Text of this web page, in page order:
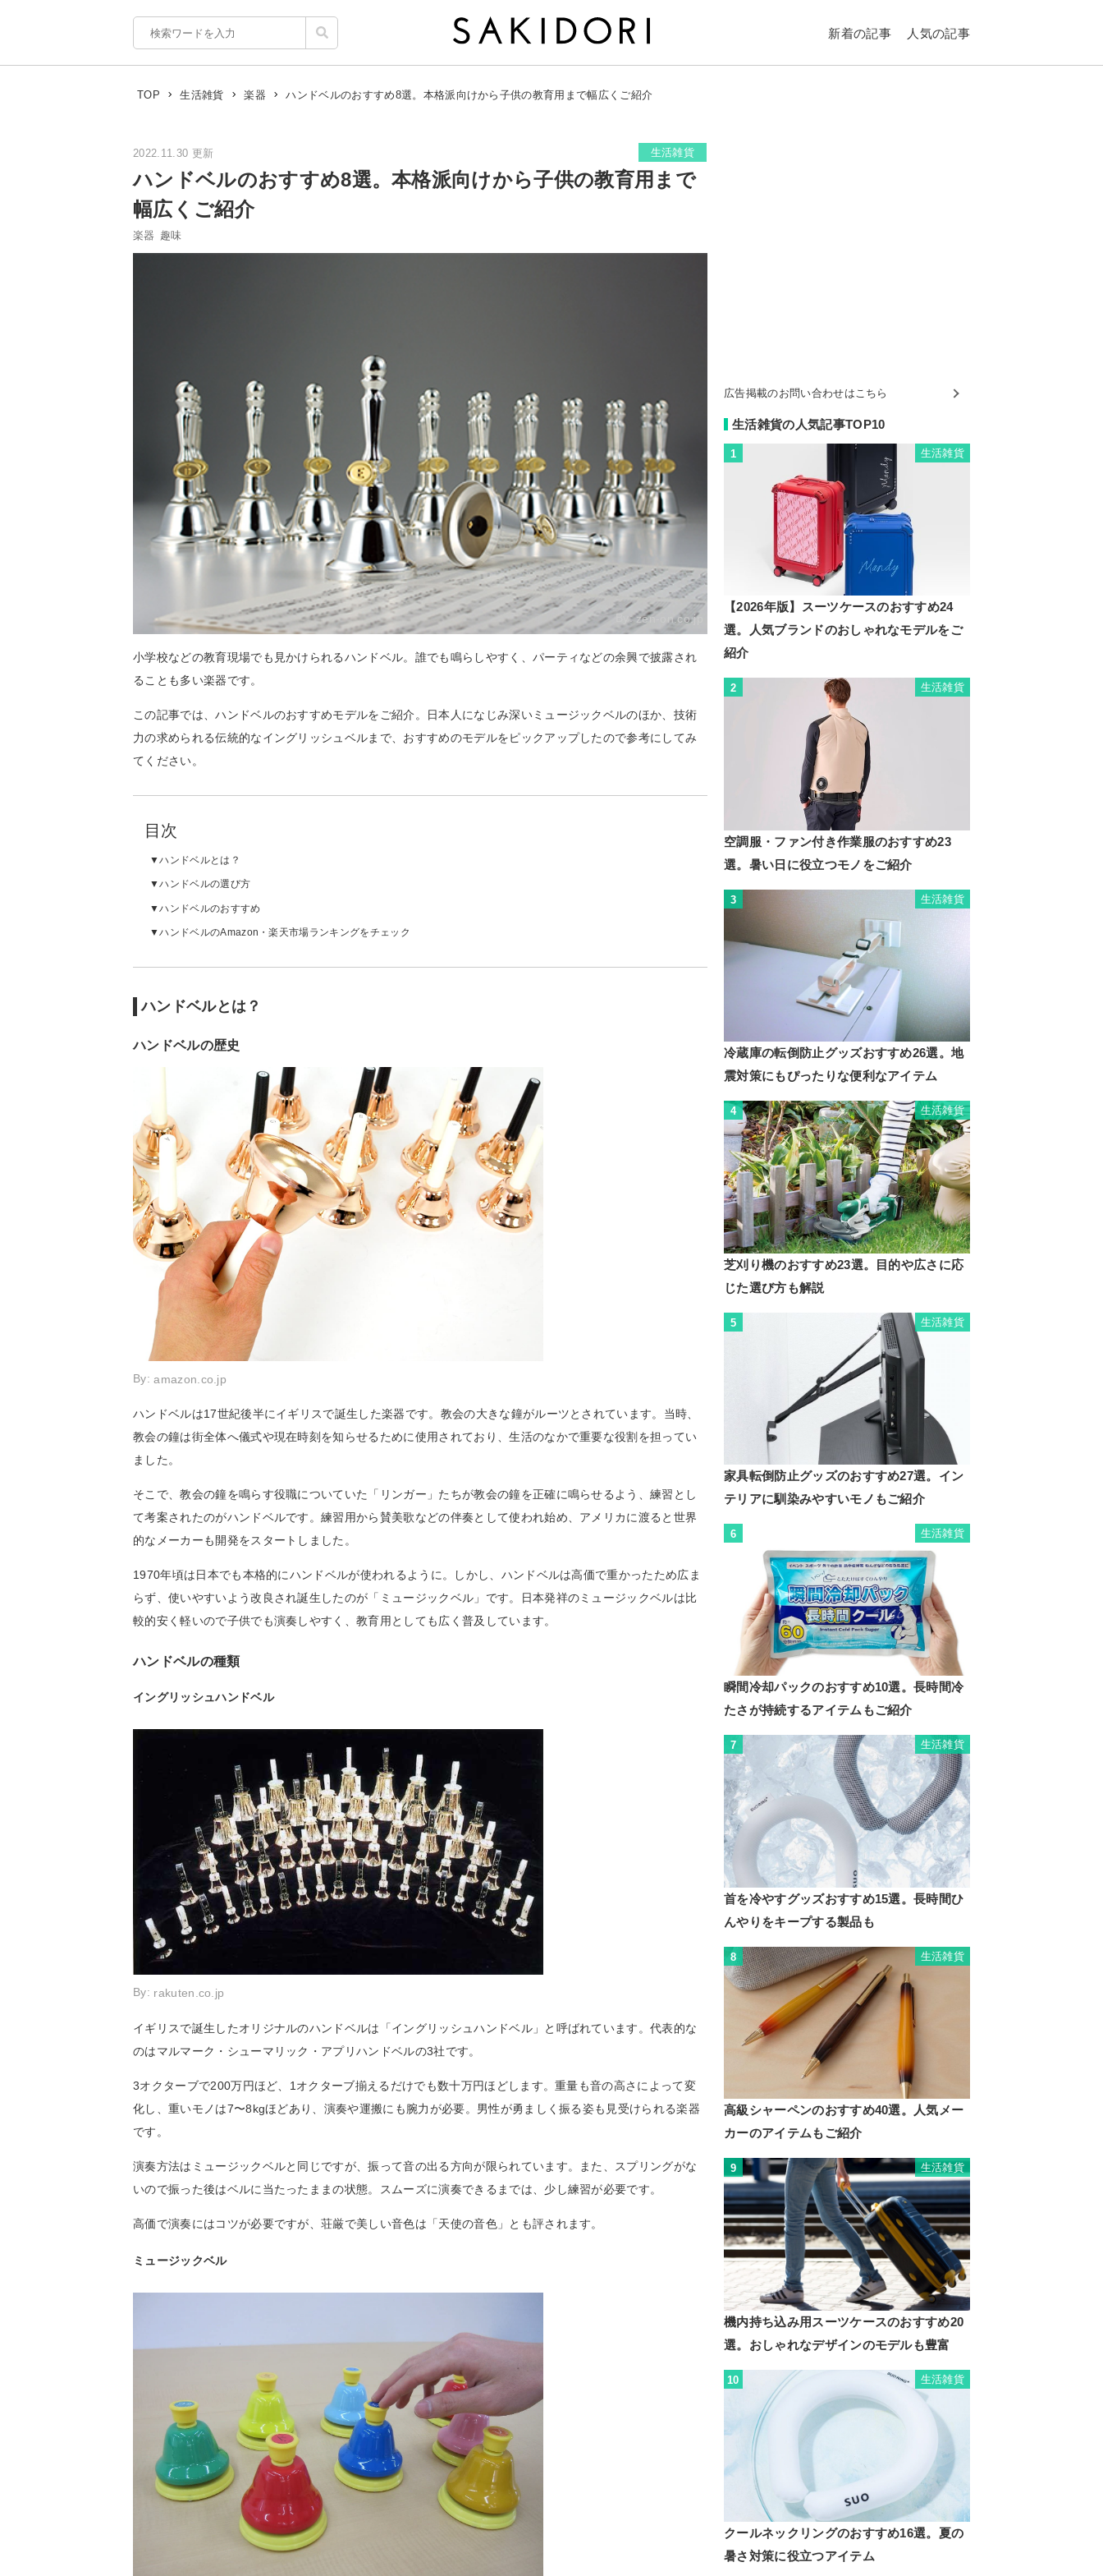
新着の記事 人気の記事
TOP 生活雑貨 楽器 ハンドベルのおすすめ8選。本格派向けから子供の教育用まで幅広くご紹介
2022.11.30 更新 生活雑貨
ハンドベルのおすすめ8選。本格派向けから子供の教育用まで
幅広くご紹介
楽器 趣味
By:zen-on.co.jp
小学校などの教育現場でも見かけられるハンドベル。誰でも鳴らしやすく、パーティなどの余興で披露され
ることも多い楽器です。
この記事では、ハンドベルのおすすめモデルをご紹介。日本人になじみ深いミュージックベルのほか、技術
力の求められる伝統的なイングリッシュベルまで、おすすめのモデルをピックアップしたので参考にしてみ
てください。
目次
ハンドベルとは？
ハンドベルの選び方
ハンドベルのおすすめ
ハンドベルのAmazon・楽天市場ランキングをチェック
ハンドベルとは？
ハンドベルの歴史
By:amazon.co.jp
ハンドベルは17世紀後半にイギリスで誕生した楽器です。教会の大きな鐘がルーツとされています。当時、
教会の鐘は街全体へ儀式や現在時刻を知らせるために使用されており、生活のなかで重要な役割を担ってい
ました。
そこで、教会の鐘を鳴らす役職についていた「リンガー」たちが教会の鐘を正確に鳴らせるよう、練習とし
て考案されたのがハンドベルです。練習用から賛美歌などの伴奏として使われ始め、アメリカに渡ると世界
的なメーカーも開発をスタートしました。
1970年頃は日本でも本格的にハンドベルが使われるように。しかし、ハンドベルは高価で重かったため広ま
らず、使いやすいよう改良され誕生したのが「ミュージックベル」です。日本発祥のミュージックベルは比
較的安く軽いので子供でも演奏しやすく、教育用としても広く普及しています。
ハンドベルの種類
イングリッシュハンドベル
By: rakuten.co.jp
イギリスで誕生したオリジナルのハンドベルは「イングリッシュハンドベル」と呼ばれています。代表的な
のはマルマーク・シューマリック・アプリハンドベルの3社です。
3オクターブで200万円ほど、1オクターブ揃えるだけでも数十万円ほどします。重量も音の高さによって変
化し、重いモノは7〜8kgほどあり、演奏や運搬にも腕力が必要。男性が勇ましく振る姿も見受けられる楽器
です。
演奏方法はミュージックベルと同じですが、振って音の出る方向が限られています。また、スプリングがな
いので振った後はベルに当たったままの状態。スムーズに演奏できるまでは、少し練習が必要です。
高価で演奏にはコツが必要ですが、荘厳で美しい音色は「天使の音色」とも評されます。
ミュージックベル
広告掲載のお問い合わせはこちら
生活雑貨の人気記事TOP10
1 生活雑貨
【2026年版】スーツケースのおすすめ24
選。人気ブランドのおしゃれなモデルをご
紹介
2 生活雑貨
空調服・ファン付き作業服のおすすめ23
選。暑い日に役立つモノをご紹介
3 生活雑貨
冷蔵庫の転倒防止グッズおすすめ26選。地
震対策にもぴったりな便利なアイテム
4 生活雑貨
芝刈り機のおすすめ23選。目的や広さに応
じた選び方も解説
5 生活雑貨
家具転倒防止グッズのおすすめ27選。イン
テリアに馴染みやすいモノもご紹介
6 生活雑貨
瞬間冷却パックのおすすめ10選。長時間冷
たさが持続するアイテムもご紹介
7 生活雑貨
首を冷やすグッズおすすめ15選。長時間ひ
んやりをキープする製品も
8 生活雑貨
高級シャーペンのおすすめ40選。人気メー
カーのアイテムもご紹介
9 生活雑貨
機内持ち込み用スーツケースのおすすめ20
選。おしゃれなデザインのモデルも豊富
10 生活雑貨
クールネックリングのおすすめ16選。夏の
暑さ対策に役立つアイテム